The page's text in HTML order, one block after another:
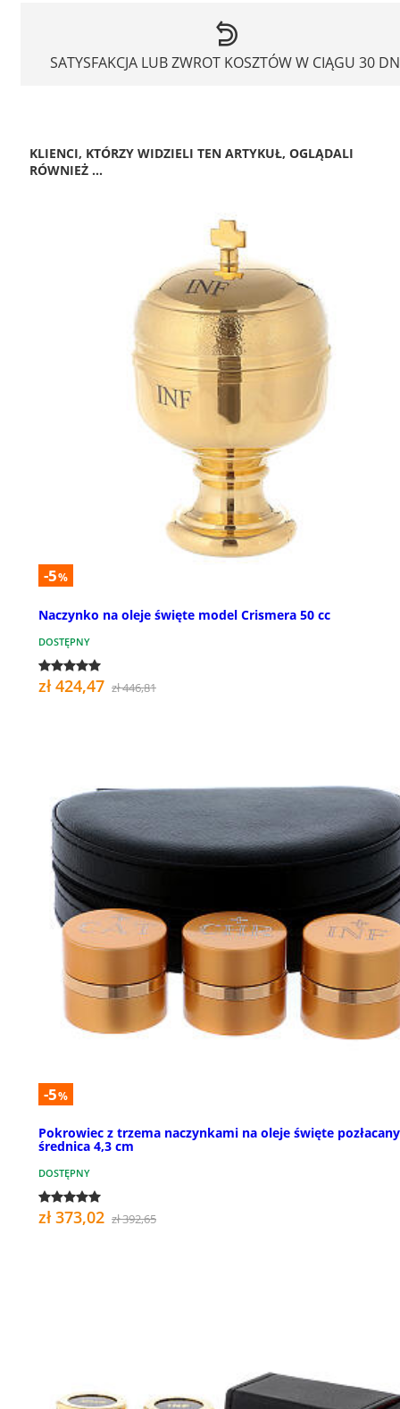
SATYSFAKCJA LUB ZWROT KOSZTÓW W CIĄGU 30
KLIENCI, KTÓRZY WIDZIELI TEN ARTYKUŁ, OGLĄDALI
RÓWNIEŻ ...
-5%
Naczynko na oleje święte model Crismera 50 cc
DOSTĘPNY
zł 424,47 zł 446,81
-5%
Pokrowiec z trzema naczynkami na oleje święte
średnica 4,3 cm
DOSTĘPNY
zł 373,02 zł 392,65